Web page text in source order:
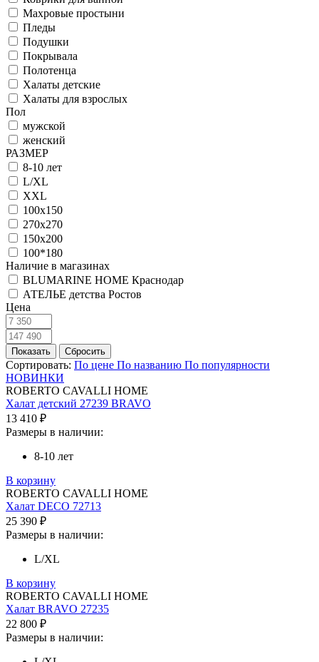
Махровые простыни
Пледы
Подушки
Покрывала
Полотенца
Халаты детские
Халаты для взрослых
Пол
мужской
женский
РАЗМЕР
8-10 лет
L/XL
XXL
100х150
270x270
150х200
100*180
Наличие в магазинах
BLUMARINE HOME Краснодар
АТЕЛЬЕ детства Ростов
Цена
Сортировать: По цене По названию По популярности
НОВИНКИ
ROBERTO CAVALLI HOME
Халат детский 27239 BRAVO
13 410 ₽
Размеры в наличии:
8-10 лет
В корзину
ROBERTO CAVALLI HOME
Халат DECO 72713
25 390 ₽
Размеры в наличии:
L/XL
В корзину
ROBERTO CAVALLI HOME
Халат BRAVO 27235
22 800 ₽
Размеры в наличии: